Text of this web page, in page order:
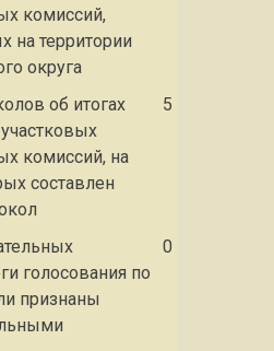
комиссий,
на территории
округа
об итогах
комиссий, на
составлен
5
голосования по
признаны
0